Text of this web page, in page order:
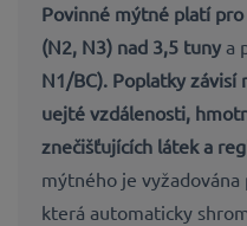
Povinné mýtné platí pro
(N2, N3) nad 3,5 tuny a
N1/BC). Poplatky závisí
uejté vzdálenosti,
znečišťujících láteka
mýtného je
která automaticky